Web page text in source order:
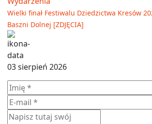
Wielki finał Festiwalu Dziedzictwa Kresów
Baszni Dolnej [ZDJĘCIA]
03 sierpień 2026